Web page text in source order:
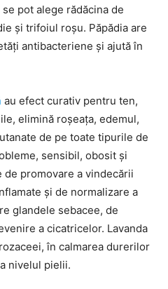
pot alege rădăcina de
și trifoiul roșu. Păpădia are
antibacteriene și ajută în
au efect curativ pentru ten,
elimină roșeața, edemul,
de pe toate tipurile de
sensibil, obosit și
de promovare a vindecării
și de normalizare a
glandele sebacee, de
a cicatricelor. Lavanda
în calmarea durerilor
nivelul pielii.